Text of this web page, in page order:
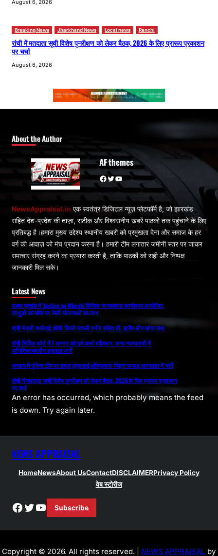
August 6, 2026
Breaking News Jharkhand News Local news Ranchi
रांची में मतदाता सूची विशेष पुनरीक्षण को लेकर बैठक, 2026 के लिए प्रारूप प्रकाशन
पर चर्चा
August 6, 2026
About the Author
AF themes
Facebook Twitter YouTube
NewsAppraisal.in एक स्वतंत्र डिजिटल न्यूज़ प्लेटफॉर्म है, जो झारखंड
सहित देश-प्रदेश की ताज़ा, सटीक और विश्वसनीय खबरें पाठकों तक पहुंचाने के लिए
प्रतिबद्ध है।हमारा मुख्य उद्देश्य स्थानीय खबरों को प्रमुखता देना और समाज के हर
वर्ग की आवाज़ को मंच प्रदान करना है। हमारी टीम लगातार जमीनी स्तर पर जाकर
समाचार संग्रह करने का प्रयास करती है, ताकि पाठकों को सही और निष्पक्ष
जानकारी मिल सके।
Latest News
पड़वा प्रखंड में ‘Justice on Wheels’ विधिक जागरूकता कार्यक्रम आयोजित,
लाभुकों को मौके पर मिली योजनाओं का लाभ
रांची में बड़ी कार्रवाई: 800 किलो नकली पनीर सहित घी, क्रीम और खोवा जब्त
रांची सिविल कोर्ट में 7 अगस्त को पूर्ण कार्य बहिष्कार, अन्य न्यायालयों में
अनिश्चितकालीन हड़ताल जारी
धनबाद में पुलिस टीम पर हमला,एएसआई हरिप्रकाश मिश्रा घायल,अस्पताल में भर्ती
रांची में मतदाता सूची विशेष पुनरीक्षण को लेकर बैठक, 2026 के लिए प्रारूप प्रकाशन
पर चर्चा
An error has occurred, which probably means the feed
is down. Try again later.
NEWS APPRAISAL
HomeNewsAbout UsContactDISCLAIMERPrivacy Policy
वेब स्टोरीज
Facebook
Twitter
YouTube
Subscribe
Copyright © 2026. All rights reserved. | NEWS APPRAISAL by